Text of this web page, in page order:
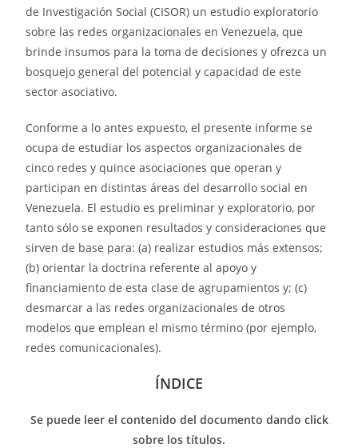
de Investigación Social (CISOR) un estudio exploratorio
sobre las redes organizacionales en Venezuela, que
brinde insumos para la toma de decisiones y ofrezca un
bosquejo general del potencial y capacidad de este
sector asociativo.
Conforme a lo antes expuesto, el presente informe se
ocupa de estudiar los aspectos organizacionales de
cinco redes y quince asociaciones que operan y
participan en distintas áreas del desarrollo social en
Venezuela. El estudio es preliminar y exploratorio, por
tanto sólo se exponen resultados y consideraciones que
sirven de base para: (a) realizar estudios más extensos;
(b) orientar la doctrina referente al apoyo y
financiamiento de esta clase de agrupamientos y; (c)
desmarcar a las redes organizacionales de otros
modelos que emplean el mismo término (por ejemplo,
redes comunicacionales).
ÍNDICE
Se puede leer el contenido del documento dando click
sobre los títulos.